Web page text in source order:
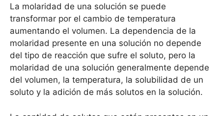
La molaridad de una solución se puede
transformar por el cambio de temperatura
aumentando el volumen. La dependencia de la
molaridad presente en una solución no depende
del tipo de reacción que sufre el soluto, pero la
molaridad de una solución generalmente depende
del volumen, la temperatura, la solubilidad de un
soluto y la adición de más solutos en la solución.